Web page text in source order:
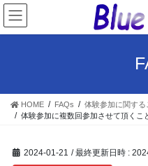
コ
ン
テ
ス
ナ
ビ
ゲ
ン
HOME FAQs
体験参加に関する
体験参加に複数回参加させて頂くこ
2024-01-21 / 最終更新日時 :